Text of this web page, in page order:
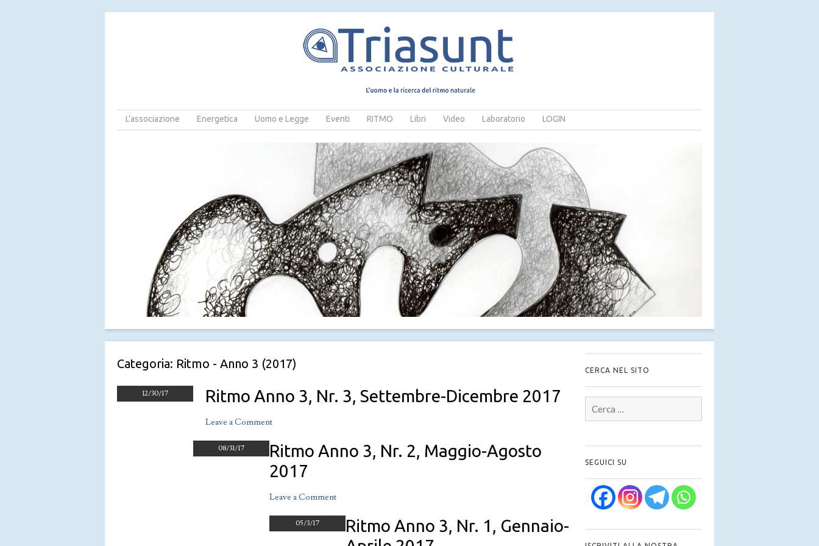
L’associazione Energetica Uomo e Legge Eventi RITMO Libri Video Laboratorio LOGIN
Categoria: Ritmo - Anno 3 (2017)
12/30/17 Ritmo Anno 3, Nr. 3, Settembre-Dicembre 2017
Leave a Comment
Ritmo
anno
08/31/17
Ritmo Anno 3, Nr. 2, Maggio-Agosto
2017
Leave a Comment
Ritmo
anno
05/3/17
Ritmo Anno 3, Nr. 1, Gennaio-
CERCA NEL SITO
per:
SEGUICI SU